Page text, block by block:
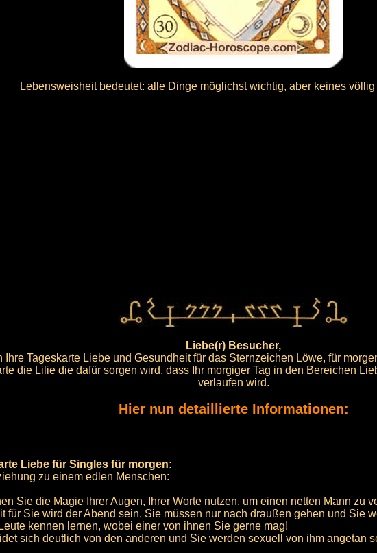
Lebensweisheit bedeutet: alle Dinge möglichst wichtig, aber keines völlig
Liebe(r) Besucher,
Ihre Tageskarte Liebe und Gesundheit für das Sternzeichen Löwe, für
die Lilie die dafür sorgen wird, dass Ihr morgiger Tag in den Bereichen
verlaufen wird.
Hier nun detaillierte Informationen:
Liebe für Singles für morgen:
zu einem edlen Menschen:
Sie die Magie Ihrer Augen, Ihrer Worte nutzen, um einen netten Mann zu
für Sie wird der Abend sein. Sie müssen nur nach draußen gehen und Sie
kennen lernen, wobei einer von ihnen Sie gerne mag!
sich deutlich von den anderen und Sie werden sexuell von ihm angetan